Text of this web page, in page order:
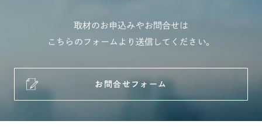
取材のお申込みやお問合せは
こちらのフォームより送信してください。
お問合せフォーム